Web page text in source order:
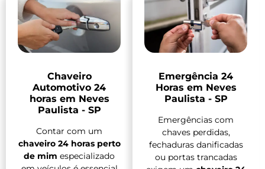
Chaveiro
Automotivo 24
horas em Neves
Paulista - SP
Contar com um
chaveiro 24 horas perto
de mim especializado
Emergência 24
Horas em Neves
Paulista - SP
Emergências com
chaves perdidas,
fechaduras danificadas
ou portas trancadas